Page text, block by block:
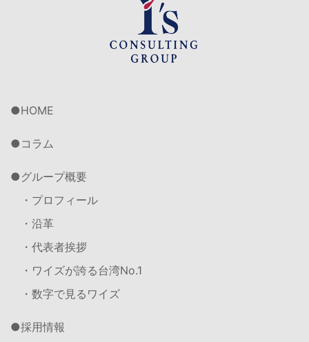
HOME
コラム
グループ概要
・プロフィール
・沿革
・代表者挨拶
・ワイズが誇る台湾No.1
・数字で見るワイズ
採用情報